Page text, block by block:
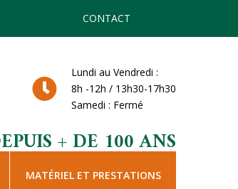
CONTACT
Lundi au Vendredi :
8h -12h / 13h30-17h30
Samedi : Fermé
+ DE 100 ANS
MATÉRIEL ET PRESTATIONS